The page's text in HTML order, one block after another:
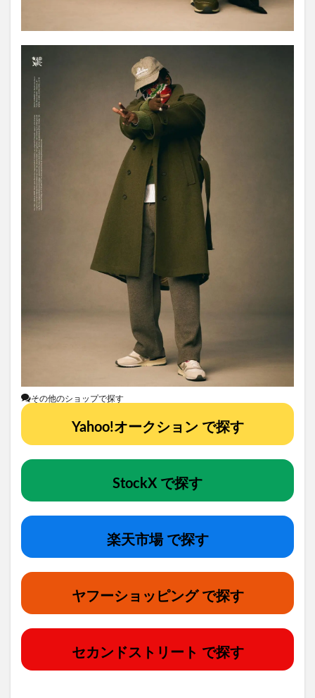
その他のショップで探す
Yahoo!オークション で探す
StockX で探す
楽天市場 で探す
ヤフーショッピング で探す
セカンドストリート で探す